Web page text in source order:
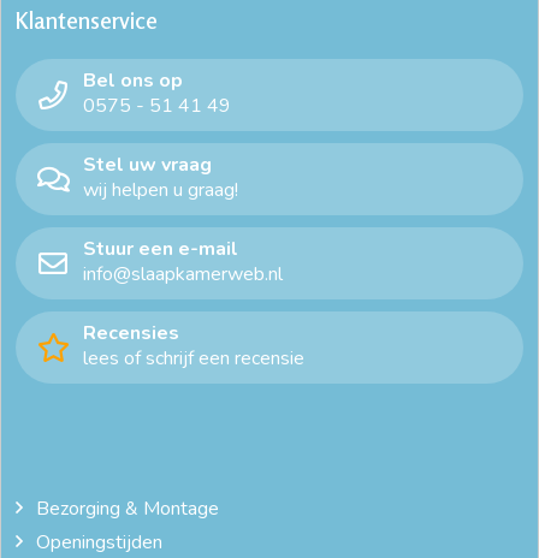
Klantenservice
Bel ons op
0575 - 51 41 49
Stel uw vraag
wij helpen u graag!
Stuur een e-mail
info@slaapkamerweb.nl
Recensies
lees of schrijf een recensie
Bezorging & Montage
Openingstijden